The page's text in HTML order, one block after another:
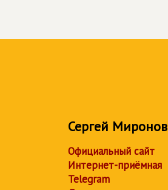
Сергей Миронов
Официальный сайт
Интернет-приёмная
Telegram